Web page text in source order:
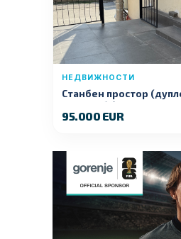
НЕДВИЖНОСТИ
Станбен простор
продажба) – Ул. Стојан
Куманово
95.000 EUR